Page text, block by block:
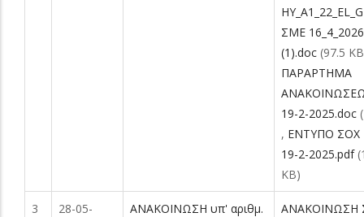
ΣΜΕ
(1).doc (97.5
ΠΑΡΑΡΤΗΜΑ
19-2-2025.doc
, ΕΝΤΥΠΟ ΣΟΧ
19-2-2025.pdf
KB)
3
28-05-
ΑΝΑΚΟΙΝΩΣΗ υπ' αριθμ.
ΑΝΑΚΟΙΝΩΣΗ